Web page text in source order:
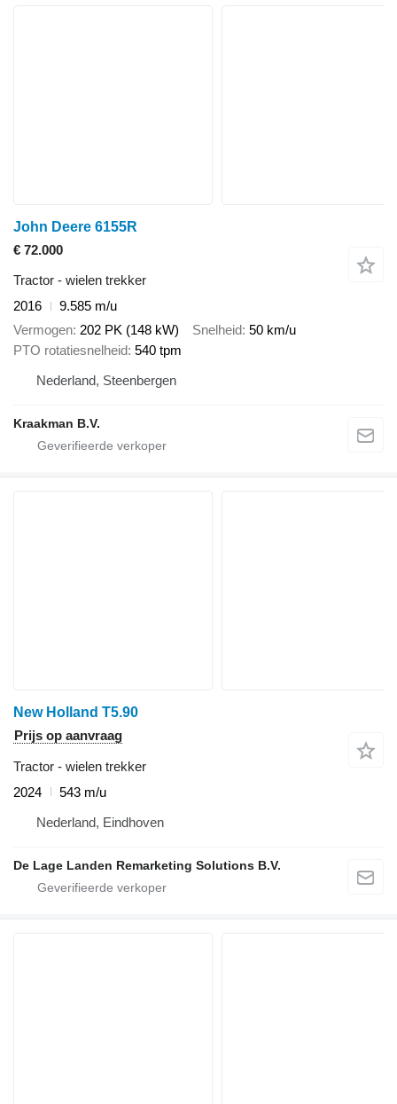
John Deere 6155R
€ 72.000
Tractor - wielen trekker
2016
9.585 m/u
Vermogen 202 PK (148 kW) Snelheid 50 km/u
PTO rotatiesnelheid 540 tpm
Nederland, Steenbergen
Kraakman B.V.
New Holland T5.90
Prijs op aanvraag
Tractor - wielen trekker
2024
543 m/u
Nederland, Eindhoven
De Lage Landen Remarketing Solutions B.V.